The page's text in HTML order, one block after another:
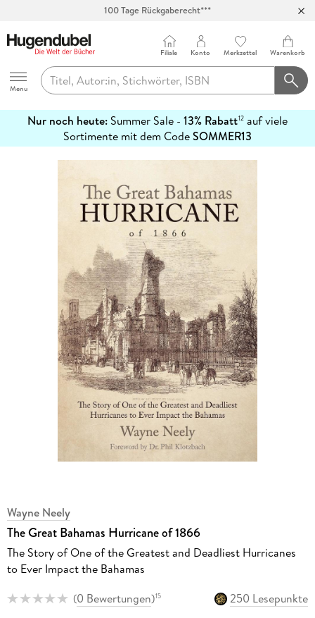
Abholung in über 100 Filialen
Hugendubel
Menu
Filiale Konto Merkzettel Warenkorb
Nur noch heute: Summer Sale - 13% Rabatt12 auf viele
Sortimente mit dem CodeSOMMER13
erfahren
Wayne Neely
The Great Bahamas Hurricane of 1866
The Story of One of the Greatest and Deadliest Hurricanes
to Ever Impact the Bahamas
(0 Bewertungen)15
250 Lesepunkte